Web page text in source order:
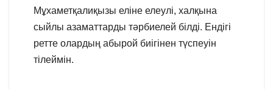
Мұхаметқалиқызы еліне елеулі, халқына
сыйлы азаматтарды тәрбиелей білді. Ендігі
ретте олардың абырой биігінен түспеуін
тілеймін.